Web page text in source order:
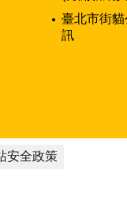
臺北市街貓
訊
安全政策
護處